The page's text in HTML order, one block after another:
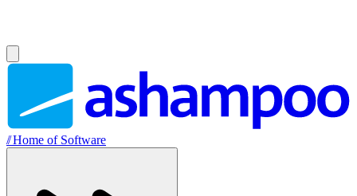
//Home of Software